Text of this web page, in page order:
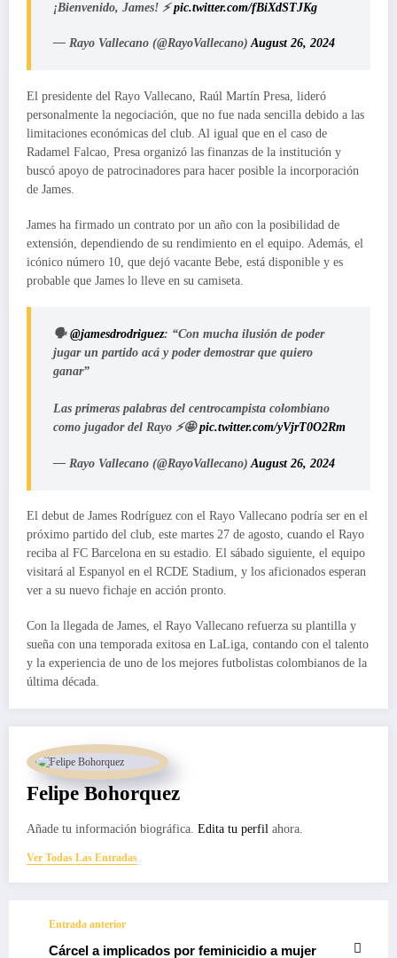
¡Bienvenido, James! ⚡️pic.twitter.com/fBiXdSTJKg
— Rayo Vallecano (@RayoVallecano)August 26, 2024
El presidente del Rayo Vallecano, Raúl Martín Presa, lideró
personalmente la negociación, que no fue nada sencilla debido a las
limitaciones económicas del club. Al igual que en el caso de
Radamel Falcao, Presa organizó las finanzas de la institución y
buscó apoyo de patrocinadores para hacer posible la incorporación
de James.
James ha firmado un contrato por un año con la posibilidad de
extensión, dependiendo de su rendimiento en el equipo. Además, el
icónico número 10, que dejó vacante Bebe, está disponible y es
probable que James lo lleve en su camiseta.
🗣️ @jamesdrodriguez: “Con mucha ilusión de poder
jugar un partido acá y poder demostrar que quiero
ganar”
Las primeras palabras del centrocampista colombiano
como jugador del Rayo ⚡️🤩pic.twitter.com/yVjrT0O2Rm
— Rayo Vallecano (@RayoVallecano) August 26, 2024
El debut de James Rodríguez con el Rayo Vallecano podría ser en el
próximo partido del club, este martes 27 de agosto, cuando el Rayo
reciba al FC Barcelona en su estadio. El sábado siguiente, el equipo
visitará al Espanyol en el RCDE Stadium, y los aficionados esperan
ver a su nuevo fichaje en acción pronto.
Con la llegada de James, el Rayo Vallecano refuerza su plantilla y
sueña con una temporada exitosa en LaLiga, contando con el talento
y la experiencia de uno de los mejores futbolistas colombianos de la
última década.
Felipe Bohorquez
Añade tu información biográfica. Edita tu perfil ahora.
Ver Todas Las Entradas
Entrada anterior
Cárcel a implicados por feminicidio a mujer